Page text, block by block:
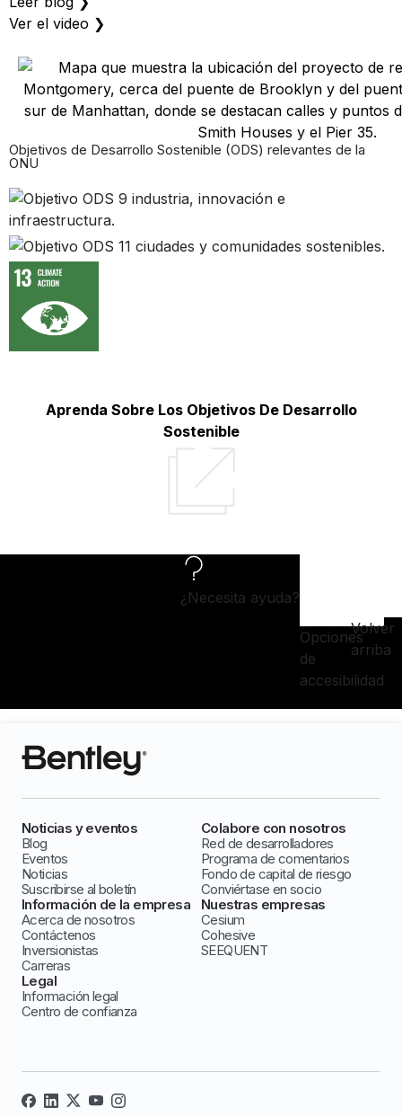
Ver el video ❯
Objetivos de Desarrollo Sostenible (ODS) relevantes de la
ONU
Aprenda Sobre Los Objetivos De Desarrollo
Sostenible
¿Necesita ayuda?
Opciones
de
accesibilidad
Volver
arriba
Noticias y eventos
Blog
Eventos
Noticias
Suscribirse al boletín
Colabore con nosotros
Red de desarrolladores
Programa de comentarios
Fondo de capital de riesgo
Conviértase en socio
Información de la empresa
Acerca de nosotros
Contáctenos
Inversionistas
Carreras
Nuestras empresas
Cesium
Cohesive
SEEQUENT
Legal
Información legal
Centro de confianza